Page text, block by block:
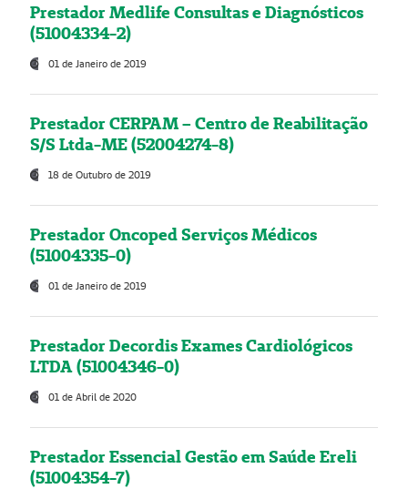
Prestador Medlife Consultas e Diagnósticos
(51004334-2)
01 de Janeiro de 2019
Prestador CERPAM – Centro de Reabilitação
S/S Ltda-ME (52004274-8)
18 de Outubro de 2019
Prestador Oncoped Serviços Médicos
(51004335-0)
01 de Janeiro de 2019
Prestador Decordis Exames Cardiológicos
LTDA (51004346-0)
01 de Abril de 2020
Prestador Essencial Gestão em Saúde Ereli
(51004354-7)